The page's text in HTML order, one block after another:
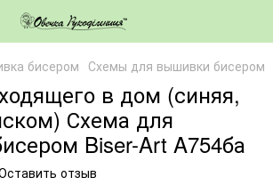
бисером Схемы для вышивки бисером
в дом (синяя,
Схема для
Biser-Art A754ба
отзыв